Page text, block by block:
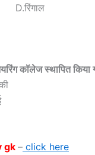
D.रिंगाल
कॉलेज स्थापित किया
gk – click here